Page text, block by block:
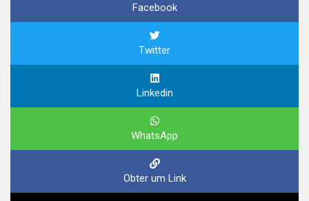
Facebook
Twitter
Linkedin
WhatsApp
Obter um Link